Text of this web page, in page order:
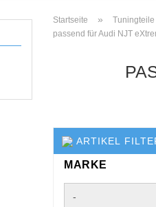
Startseite » Tuningteile
passend für Audi NJT
ARTIKEL
MARKE
MARKE